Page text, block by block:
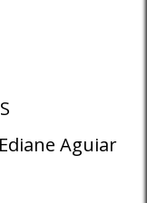
Aguiar